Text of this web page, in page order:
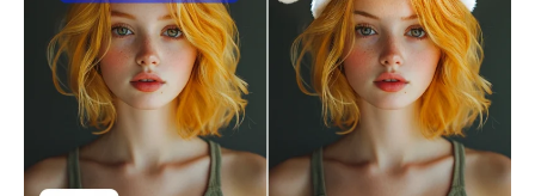
Filtre AI
Générateur de tirs à la tête Pro
Générateur de tirs à la tête IA